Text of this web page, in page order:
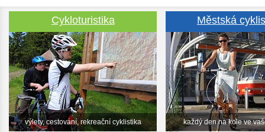
Cykloturistika
výlety, cestování, rekreační cyklistika
Městská
každý den na kole ve